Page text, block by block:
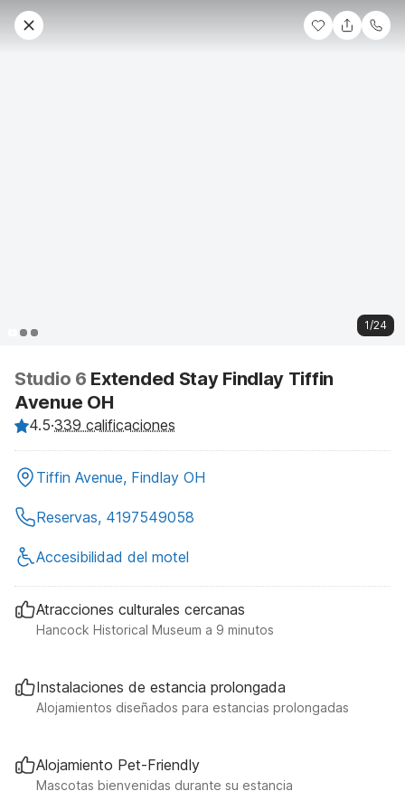
1/24
Studio 6 Extended Stay Findlay Tiffin
Avenue OH
4.5·339 calificaciones
Tiffin Avenue, Findlay OH
Reservas, 4197549058
Accesibilidad del motel
Atracciones culturales cercanas
Hancock Historical Museum a 9 minutos
Instalaciones de estancia prolongada
Alojamientos diseñados para estancias prolongadas
Alojamiento Pet-Friendly
Mascotas bienvenidas durante su estancia